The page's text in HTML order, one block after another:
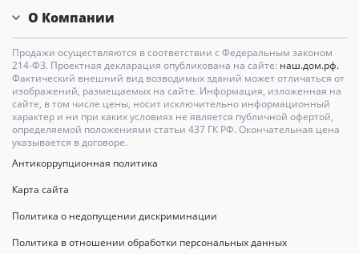
О Компании
Продажи осуществляются в соответствии с Федеральным законом
214-Ф3. Проектная декларация опубликована на сайте: наш.дом.рф.
Фактический внешний вид возводимых зданий может отличаться от
изображений, размещаемых на сайте. Информация, изложенная на
сайте, в том числе цены, носит исключительно информационный
характер и ни при каких условиях не является публичной офертой,
определяемой положениями статьи 437 ГК РФ. Окончательная цена
указывается в договоре.
Антикоррупционная политика
Карта сайта
Политика о недопущении дискриминации
Политика в отношении обработки персональных данных